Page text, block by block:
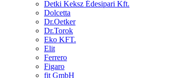
Detki Keksz Édesipari Kft.
Dolcetta
Dr.Oetker
Dr.Torok
Eko KFT.
Elit
Ferrero
Figaro
fit GmbH